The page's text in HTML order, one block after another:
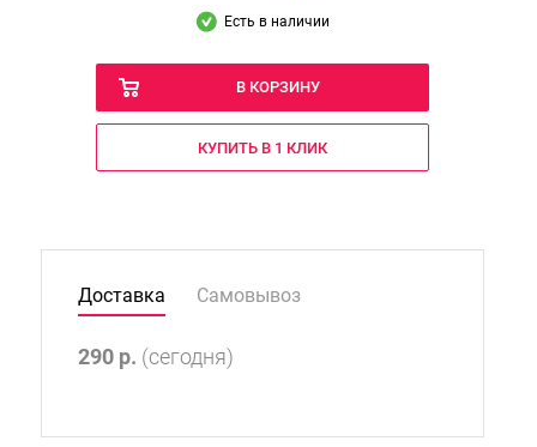
Есть в наличии
В КОРЗИНУ
КУПИТЬ В 1 КЛИК
Доставка Самовывоз
290 р. (сегодня)